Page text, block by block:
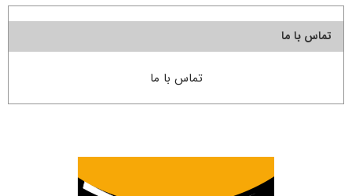
تماس با ما
تماس با ما